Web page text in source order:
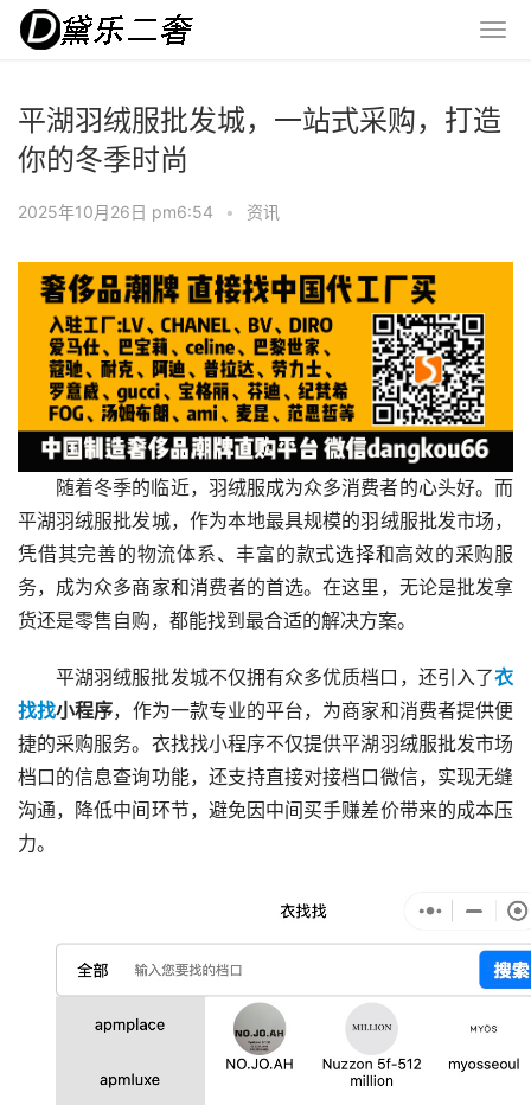
平湖羽绒服批发城，一站式采购，打造
你的冬季时尚
2025年10月26日 pm6:54 • 资讯
随着冬季的临近，羽绒服成为众多消费者的心头好。而
平湖羽绒服批发城，作为本地最具规模的羽绒服批发市场，
凭借其完善的物流体系、丰富的款式选择和高效的采购服
务，成为众多商家和消费者的首选。在这里，无论是批发拿
货还是零售自购，都能找到最合适的解决方案。
平湖羽绒服批发城不仅拥有众多优质档口，还引入了衣
找找小程序，作为一款专业的平台，为商家和消费者提供便
捷的采购服务。衣找找小程序不仅提供平湖羽绒服批发市场
档口的信息查询功能，还支持直接对接档口微信，实现无缝
沟通，降低中间环节，避免因中间买手赚差价带来的成本压
力。